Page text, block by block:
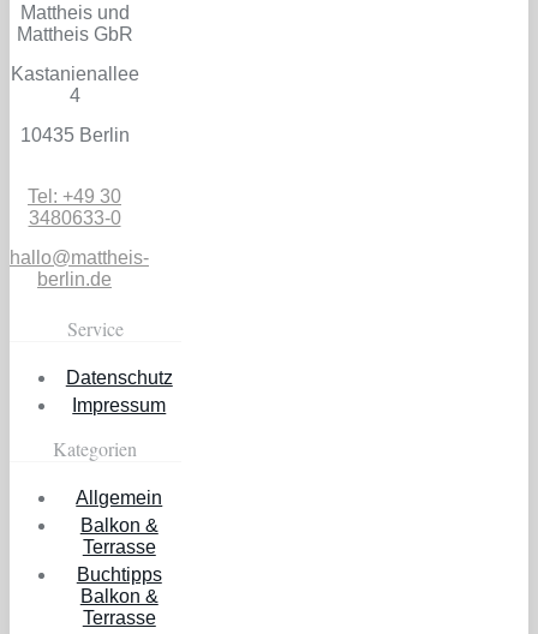
Mattheis und
Mattheis GbR
Kastanienallee
4
10435 Berlin
Tel: +49 30
3480633-0
hallo@mattheis-
berlin.de
Service
Datenschutz
Impressum
Kategorien
Allgemein
Balkon &
Terrasse
Buchtipps
Balkon &
Terrasse